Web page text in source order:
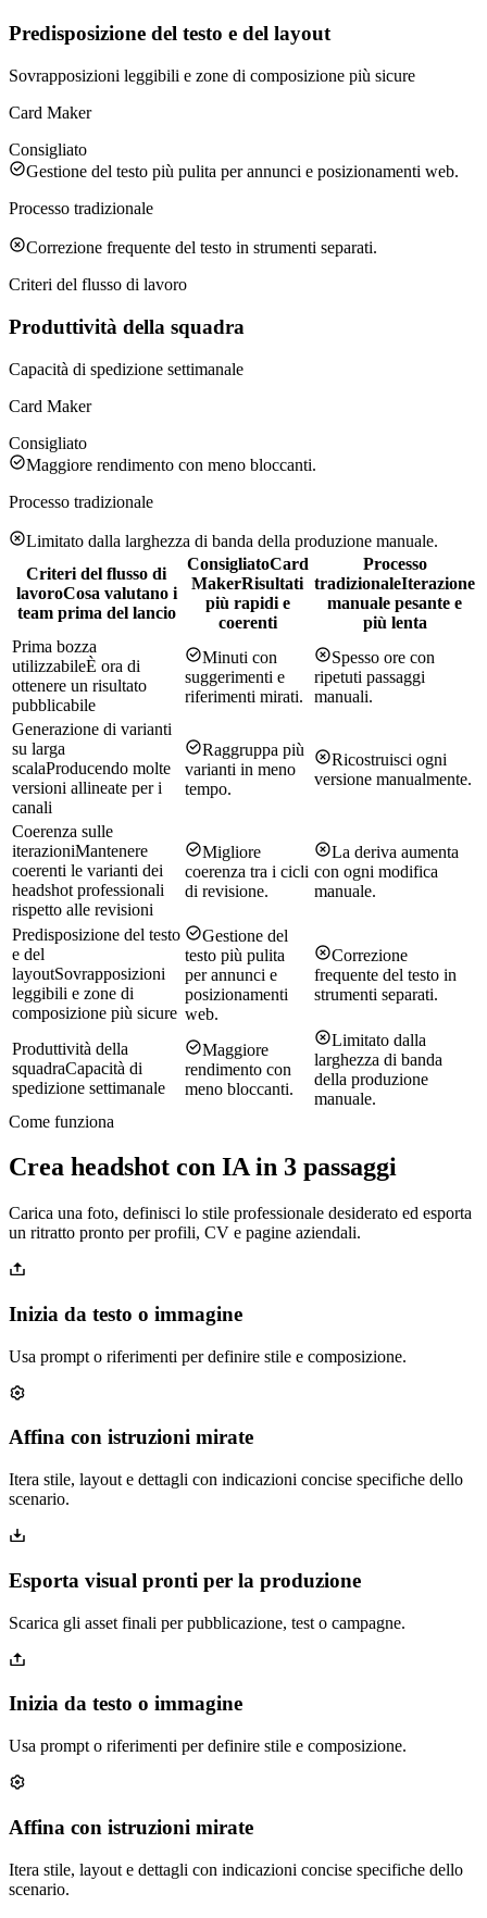
Predisposizione del testo e del layout
Sovrapposizioni leggibili e zone di composizione più sicure
Card Maker
Consigliato
Gestione del testo più pulita per annunci e posizionamenti web.
Processo tradizionale
Correzione frequente del testo in strumenti separati.
Criteri del flusso di lavoro
Produttività della squadra
Capacità di spedizione settimanale
Card Maker
Consigliato
Maggiore rendimento con meno bloccanti.
Processo tradizionale
Limitato dalla larghezza di banda della produzione manuale.
Criteri del flusso di
lavoroCosa valutano i
team prima del lancio
ConsigliatoCard
MakerRisultati
più rapidi e
coerenti
Processo
tradizionaleIterazione
manuale pesante e
più lenta
Prima bozza
utilizzabileÈ ora di
ottenere un risultato
pubblicabile
Minuti con
suggerimenti e
riferimenti mirati.
Spesso ore con
ripetuti passaggi
manuali.
Generazione di varianti
su larga
scalaProducendo molte
versioni allineate per i
canali
Raggruppa più
varianti in meno
tempo.
Ricostruisci ogni
versione manualmente.
Coerenza sulle
iterazioniMantenere
coerenti le varianti dei
headshot professionali
rispetto alle revisioni
Migliore
coerenza tra i cicli
di revisione.
La deriva aumenta
con ogni modifica
manuale.
Predisposizione del testo
e del
layoutSovrapposizioni
leggibili e zone di
composizione più sicure
Gestione del
testo più pulita
per annunci e
posizionamenti
web.
Correzione
frequente del testo in
strumenti separati.
Produttività della
squadraCapacità di
spedizione settimanale
Maggiore
rendimento con
meno bloccanti.
Limitato dalla
larghezza di banda
della produzione
manuale.
Come funziona
Crea headshot con IA in 3 passaggi
Carica una foto, definisci lo stile professionale desiderato ed esporta
un ritratto pronto per profili, CV e pagine aziendali.
Inizia da testo o immagine
Usa prompt o riferimenti per definire stile e composizione.
Affina con istruzioni mirate
Itera stile, layout e dettagli con indicazioni concise specifiche dello
scenario.
Esporta visual pronti per la produzione
Scarica gli asset finali per pubblicazione, test o campagne.
Inizia da testo o immagine
Usa prompt o riferimenti per definire stile e composizione.
Affina con istruzioni mirate
Itera stile, layout e dettagli con indicazioni concise specifiche dello
scenario.